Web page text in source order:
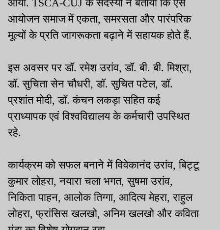
आया. TSCA-CUJ के सदस्यों ने बताया कि ऐसे
आयोजन समाज में एकता, समरसता और पारंपरिक
मूल्यों के प्रति जागरूकता बढ़ाने में सहायक होते हैं.
इस अवसर पर डॉ. रमेश उरांव, डॉ. बी. बी. मिश्रा,
डॉ. सुचिता सेन चौधरी, डॉ. सुचित पटेल, डॉ.
प्रशांत मोदी, डॉ. कंचन लकड़ा सहित कई
प्राध्यापक एवं विश्वविद्यालय के कर्मचारी उपस्थित
रहे.
कार्यक्रम को सफल बनाने में विवेकानंद उरांव, बिट्टू
कुमार लोहरा, नयारा चला भगत, सुषमा उरांव,
निकिता पाहन, आलोक तिग्गा, आदित्य मेहरा, राहुल
लोहरा, फ्रांसिस खलखो, अनिम खलखो और कविता